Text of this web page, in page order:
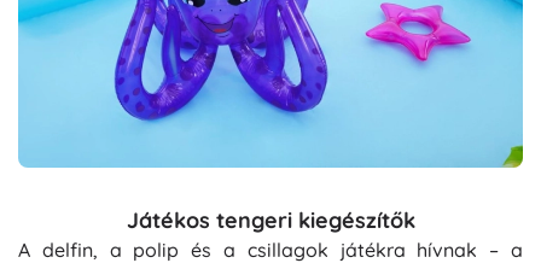
Játékos tengeri kiegészítők
A delfin, a polip és a csillagok játékra hívnak – a